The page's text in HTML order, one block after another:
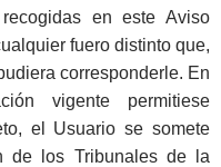
en este Aviso
fuero distinto que,
corresponderle. En
vigente permitiese
el Usuario se somete
de los Tribunales de la